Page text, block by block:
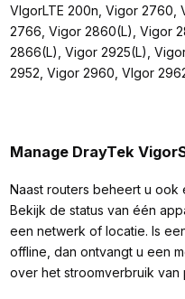
VIgorLTE 200n, Vigor 2760,
2766, Vigor 2860(L), Vigor
2866(L), Vigor 2925(L),
2952, Vigor 2960, VIgor
Manage DrayTek
Naast routers beheert u ook
Bekijk de status van één
een netwerk of locatie. Is
offline, dan ontvangt u een
over het stroomverbruik van